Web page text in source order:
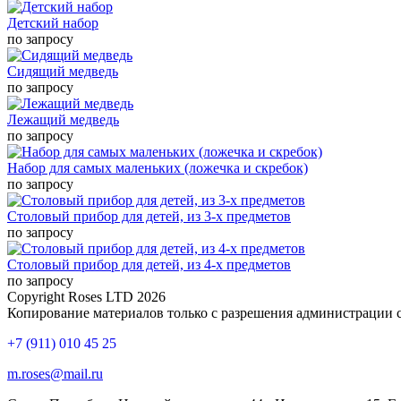
Детский набор
по запросу
Сидящий медведь
по запросу
Лежащий медведь
по запросу
Набор для самых маленьких (ложечка и скребок)
по запросу
Столовый прибор для детей, из 3-х предметов
по запросу
Столовый прибор для детей, из 4-х предметов
по запросу
Copyright Roses LTD 2026
Копирование материалов только с разрешения администрации
+7 (911) 010 45 25
m.roses@mail.ru